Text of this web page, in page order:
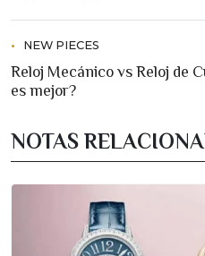
NEW PIECES
Reloj Mecánico vs Reloj de
es mejor?
NOTAS